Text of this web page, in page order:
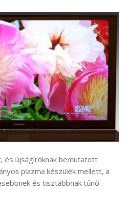
és újságíróknak bemutatott
plazma készülék mellett, a
és tisztábbnak tűnő